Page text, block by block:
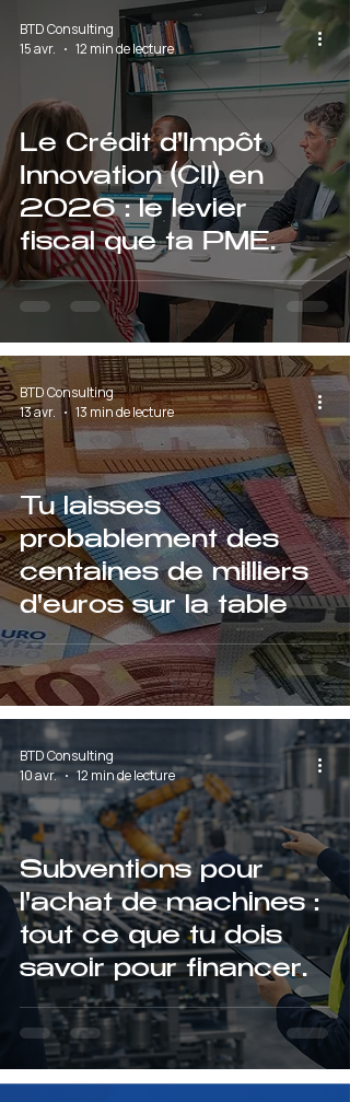
Le Crédit d'Impôt
Innovation (CII) en
2026 : le levier
fiscal que ta PME
laisse probablement
sur la table
BTD Consulting
15 avr.
12 min de lecture
Tu laisses
probablement des
centaines de milliers
d'euros sur la table
BTD Consulting
13 avr.
13 min de lecture
Subventions pour
l'achat de machines :
tout ce que tu dois
savoir pour financer
ton investissement
BTD Consulting
10 avr.
12 min de lecture